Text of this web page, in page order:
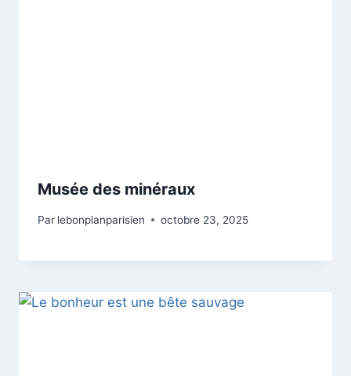
Musée des minéraux
Par lebonplanparisien octobre 23, 2025